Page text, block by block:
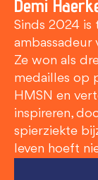
Demi
Sinds 2024 is
ambassadeur
Ze won als
medailles op
HMSN en
inspireren,
spierziekte
leven hoeft